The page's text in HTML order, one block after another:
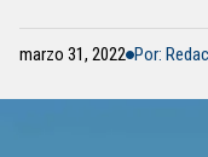
marzo 31, 2022 Por: